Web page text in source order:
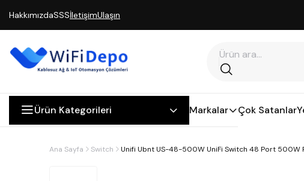
HakkımızdaSSSİletişimUlaşın
Ürün Kategorileri Markalar Çok Satanlar
Ana Sayfa Switch Unifi Ubnt US-48-500W UniFi Switch 48 Port 500W